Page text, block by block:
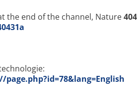
the end of the channel, Nature404